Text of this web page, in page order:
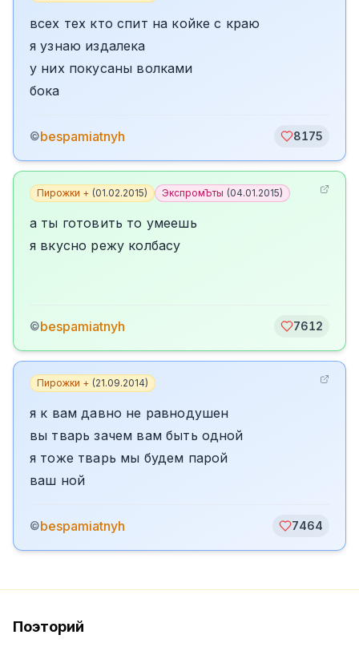
всех тех кто спит на койке с краю
я узнаю издалека
у них покусаны волками
бока
©bespamiatnyh 8175
Пирожки + (01.02.2015) ЭкспромЪты (04.01.2015)
а ты готовить то умеешь
я вкусно режу колбасу
©bespamiatnyh 7612
Пирожки + (21.09.2014)
я к вам давно не равнодушен
вы тварь зачем вам быть одной
я тоже тварь мы будем парой
ваш ной
©bespamiatnyh 7464
Поэторий